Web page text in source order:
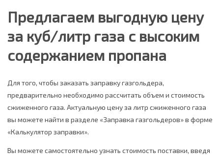
Предлагаем выгодную цену
за куб/литр газа с высоким
содержанием пропана
Для того, чтобы заказать заправку газгольдера,
предварительно необходимо рассчитать объем и стоимость
сжиженного газа. Актуальную цену за литр сжиженного газа
вы можете найти в разделе «Заправка газгольдеров» в форме
«Калькулятор заправки».
Вы можете самостоятельно узнать стоимость поставки, введя